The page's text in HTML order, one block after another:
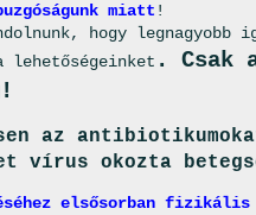
miatt !
hogy legnagyobb
lehetőségeinket . Csak
az
vírus okozta
elsősorban fizikális